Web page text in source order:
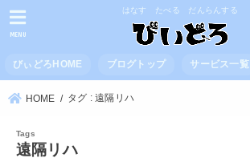
はなす たべる だんらんする
MENU
びぃどろHOME ブログトップ サービス一覧
HOME タグ : 遠隔リハ
遠隔リハ